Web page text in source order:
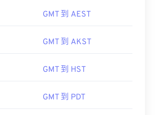
GMT 到 AEST
GMT 到 AKST
GMT 到 HST
GMT 到 PDT